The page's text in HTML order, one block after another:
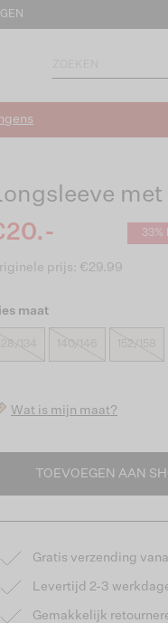
33%
prijs: €29.99
maat
128/134
Wat is mijn maat?
TOEVOEGEN AAN
Gratis verzending
Levertijd 2-3
Gemakkelijk